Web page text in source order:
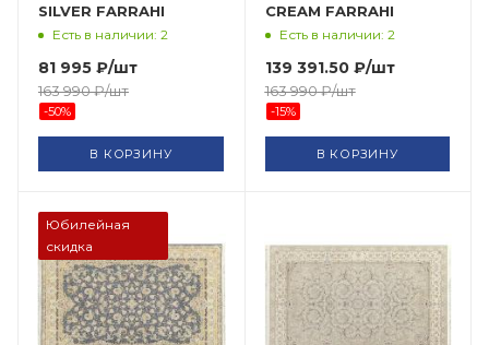
SILVER FARRAHI
Есть в наличии: 2
81 995 ₽/шт
163 990₽/шт
-50%
В КОРЗИНУ
CREAM FARRAHI
Есть в наличии: 2
139 391.50₽/шт
163 990₽/шт
-15%
В КОРЗИНУ
Юбилейная
скидка